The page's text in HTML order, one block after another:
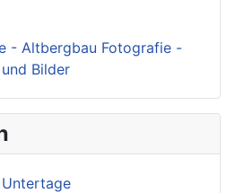
- Altbergbau Fotografie -
Bilder